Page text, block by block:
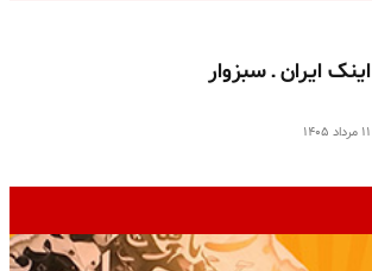
اینک ایران ـ سبزوار
۱۱ مرداد ۱۴۰۵